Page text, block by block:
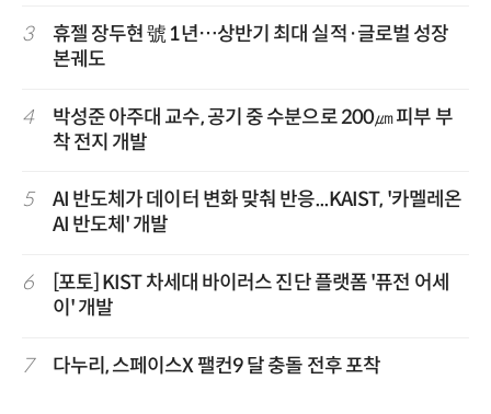
3
휴젤 장두현 號 1년…상반기 최대 실적·글로벌 성장
본궤도
4
박성준 아주대 교수, 공기 중 수분으로 200㎛ 피부 부
착 전지 개발
5
AI 반도체가 데이터 변화 맞춰 반응...KAIST, '카멜레온
AI 반도체' 개발
6
[포토] KIST 차세대 바이러스 진단 플랫폼 '퓨전 어세
이' 개발
7 다누리, 스페이스X 팰컨9 달 충돌 전후 포착